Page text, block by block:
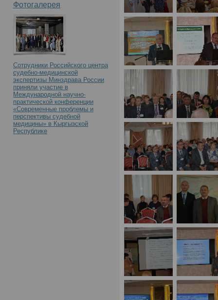
Фотогалерея
Сотрудники Российского центра
судебно-медицинской
экспертизы Минздрава России
приняли участие в
Международной научно-
практической конференции
«Современные проблемы и
перспективы судебной
медицины» в Кыргызской
Республике